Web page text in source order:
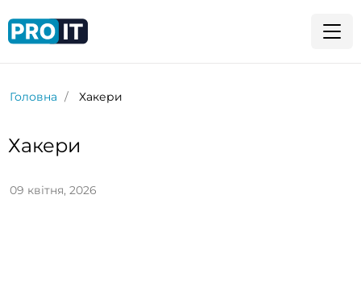
Головна Хакери
Хакери
09 квітня, 2026